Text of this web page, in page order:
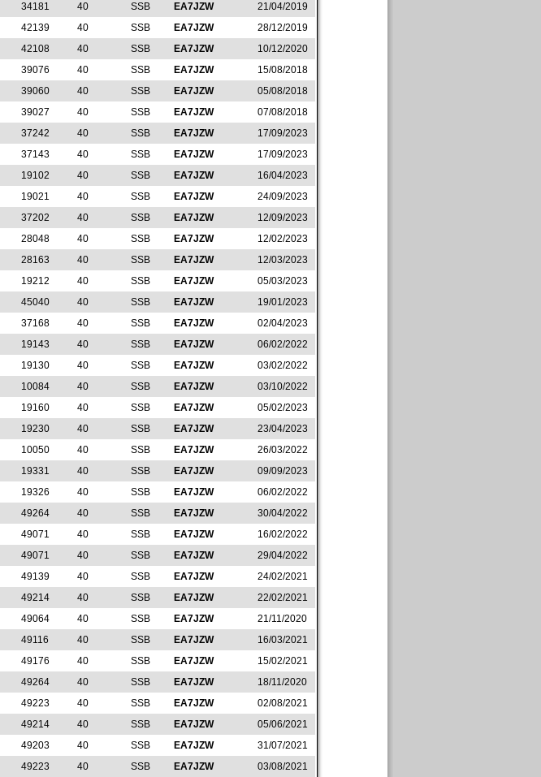
34181 40 SSB EA7JZW
21/04/2019
42139 40 SSB EA7JZW
28/12/2019
42108 40 SSB EA7JZW
10/12/2020
39076 40 SSB EA7JZW
15/08/2018
39060 40 SSB EA7JZW
05/08/2018
39027 40 SSB EA7JZW
07/08/2018
37242 40 SSB EA7JZW
17/09/2023
37143 40 SSB EA7JZW
17/09/2023
19102 40 SSB EA7JZW
16/04/2023
19021 40 SSB EA7JZW
24/09/2023
37202 40 SSB EA7JZW
12/09/2023
28048 40 SSB EA7JZW
12/02/2023
28163 40 SSB EA7JZW
12/03/2023
19212 40 SSB EA7JZW
05/03/2023
45040 40 SSB EA7JZW
19/01/2023
37168 40 SSB EA7JZW
02/04/2023
19143 40 SSB EA7JZW
06/02/2022
19130 40 SSB EA7JZW
03/02/2022
10084 40 SSB EA7JZW
03/10/2022
19160 40 SSB EA7JZW
05/02/2023
19230 40 SSB EA7JZW
23/04/2023
10050 40 SSB EA7JZW
26/03/2022
19331 40 SSB EA7JZW
09/09/2023
19326 40 SSB EA7JZW
06/02/2022
49264 40 SSB EA7JZW
30/04/2022
49071 40 SSB EA7JZW
16/02/2022
49071 40 SSB EA7JZW
29/04/2022
49139 40 SSB EA7JZW
24/02/2021
49214 40 SSB EA7JZW
22/02/2021
49064 40 SSB EA7JZW
21/11/2020
49116 40 SSB EA7JZW
16/03/2021
49176 40 SSB EA7JZW
15/02/2021
49264 40 SSB EA7JZW
18/11/2020
49223 40 SSB EA7JZW
02/08/2021
49214 40 SSB EA7JZW
05/06/2021
49203 40 SSB EA7JZW
31/07/2021
49223 40 SSB EA7JZW
03/08/2021